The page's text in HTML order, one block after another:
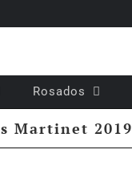
Rosados
Martinet 2019